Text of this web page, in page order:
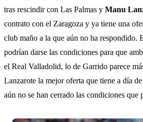
tras rescindir con Las Palmas y Manu
contrato con el Zaragoza y ya tiene una
club maño a la que aún no ha respondido.
podrían darse las condiciones para que
el Real Valladolid, lo de Garrido parece
Lanzarote la mejor oferta que tiene a día
aún no se han cerrado las condiciones que